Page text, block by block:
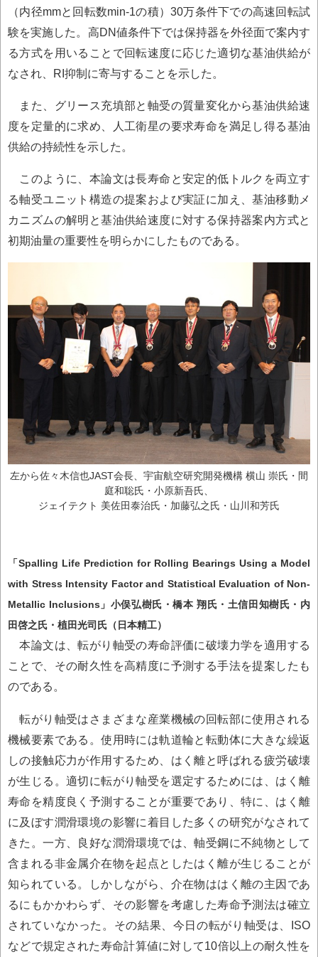
（内径mmと回転数min-1の積）30万条件下での高速回転試
験を実施した。高DN値条件下では保持器を外径面で案内す
る方式を用いることで回転速度に応じた適切な基油供給が
なされ、RI抑制に寄与することを示した。
また、グリース充填部と軸受の質量変化から基油供給速
度を定量的に求め、人工衛星の要求寿命を満足し得る基油
供給の持続性を示した。
このように、本論文は長寿命と安定的低トルクを両立す
る軸受ユニット構造の提案および実証に加え、基油移動メ
カニズムの解明と基油供給速度に対する保持器案内方式と
初期油量の重要性を明らかにしたものである。
左から佐々木信也JAST会長、宇宙航空研究開発機構 横山 崇氏・間
庭和聡氏・小原新吾氏、
ジェイテクト 美佐田泰治氏・加藤弘之氏・山川和芳氏
「Spalling Life Prediction for Rolling Bearings Using a Model
with Stress Intensity Factor and Statistical Evaluation of Non-
Metallic Inclusions」小俣弘樹氏・橋本 翔氏・土信田知樹氏・内
田啓之氏・植田光司氏（日本精工）
本論文は、転がり軸受の寿命評価に破壊力学を適用する
ことで、その耐久性を高精度に予測する手法を提案したも
のである。
転がり軸受はさまざまな産業機械の回転部に使用される
機械要素である。使用時には軌道輪と転動体に大きな繰返
しの接触応力が作用するため、はく離と呼ばれる疲労破壊
が生じる。適切に転がり軸受を選定するためには、はく離
寿命を精度良く予測することが重要であり、特に、はく離
に及ぼす潤滑環境の影響に着目した多くの研究がなされて
きた。一方、良好な潤滑環境では、軸受鋼に不純物として
含まれる非金属介在物を起点としたはく離が生じることが
知られている。しかしながら、介在物ははく離の主因であ
るにもかかわらず、その影響を考慮した寿命予測法は確立
されていなかった。その結果、今日の転がり軸受は、ISO
などで規定された寿命計算値に対して10倍以上の耐久性を